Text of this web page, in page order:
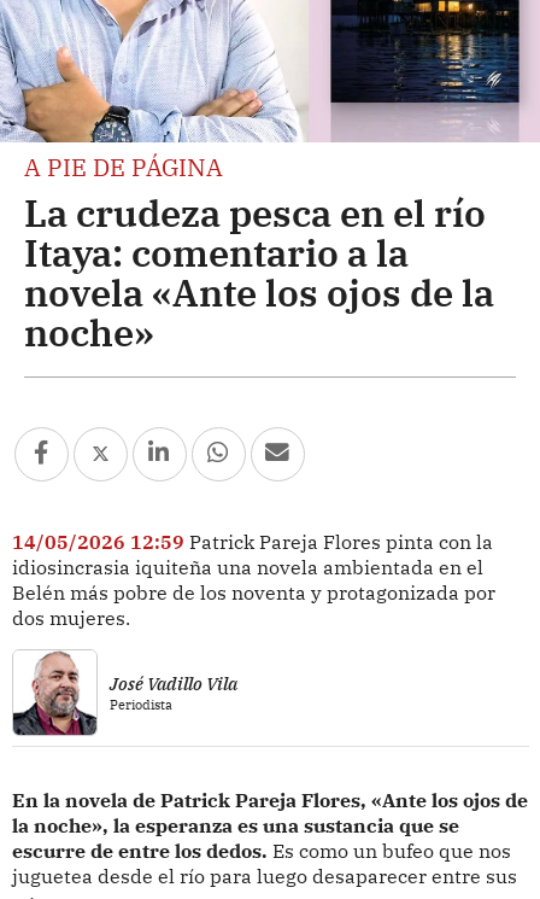
A PIE DE PÁGINA
La crudeza pesca en el río
Itaya: comentario a la
novela «Ante los ojos de la
noche»
14/05/2026 12:59 Patrick Pareja Flores pinta con la
idiosincrasia iquiteña una novela ambientada en el
Belén más pobre de los noventa y protagonizada por
dos mujeres.
José Vadillo Vila
Periodista
En la novela de Patrick Pareja Flores, «Ante los ojos de
la noche», la esperanza es una sustancia que se
escurre de entre los dedos. Es como un bufeo que nos
juguetea desde el río para luego desaparecer entre sus